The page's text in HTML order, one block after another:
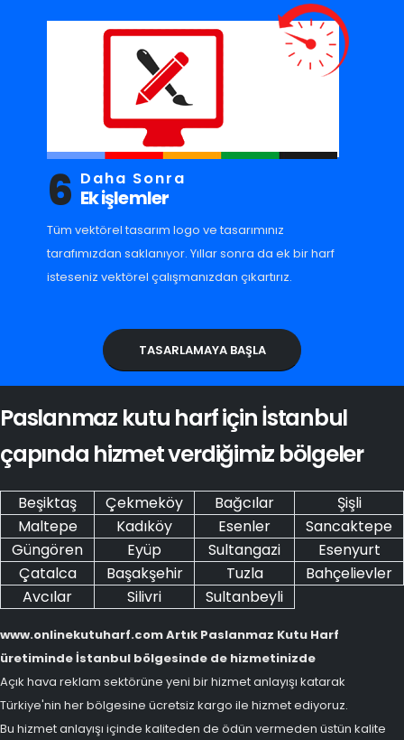
6 Daha Sonra
Ek işlemler
Tüm vektörel tasarım logo ve tasarımınız
tarafımızdan saklanıyor. Yıllar sonra da ek bir harf
isteseniz vektörel çalışmanızdan çıkartırız.
TASARLAMAYA BAŞLA
Paslanmaz kutu harf için İstanbul
çapında hizmet verdiğimiz bölgeler
Beşiktaş Çekmeköy Bağcılar
Şişli
Maltepe
Kadıköy Esenler
Sancaktepe
Güngören
Eyüp Sultangazi
Esenyurt
Çatalca
Başakşehir Tuzla
Bahçelievler
Avcılar
Silivri Sultanbeyli
www.onlinekutuharf.com Artık Paslanmaz Kutu Harf
üretiminde İstanbul bölgesinde de hizmetinizde
Açık hava reklam sektörüne yeni bir hizmet anlayışı katarak
Türkiye'nin her bölgesine ücretsiz kargo ile hizmet ediyoruz.
Bu hizmet anlayışı içinde kaliteden de ödün vermeden üstün kalite